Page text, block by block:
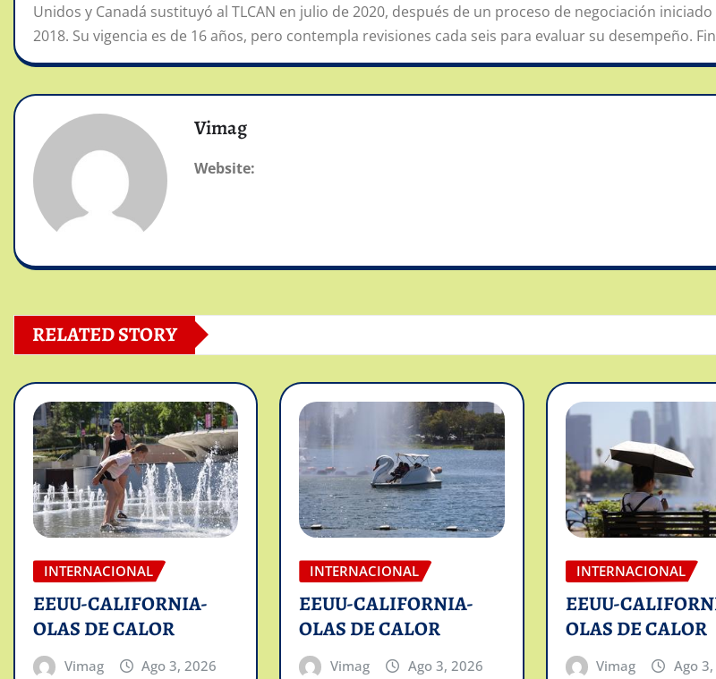
Unidos y Canadá sustituyó al TLCAN en julio de 2020, después de un proceso de negociación iniciado
2018. Su vigencia es de 16 años, pero contempla revisiones cada seis para evaluar su desempeño. Fin
Vimag
Website:
RELATED STORY
INTERNACIONAL
EEUU-CALIFORNIA-
OLAS DE CALOR
Vimag Ago 3, 2026
INTERNACIONAL
EEUU-CALIFORNIA-
OLAS DE CALOR
Vimag Ago 3, 2026
INTERNACIONAL
EEUU-
OLAS DE CALOR
Vimag Ago